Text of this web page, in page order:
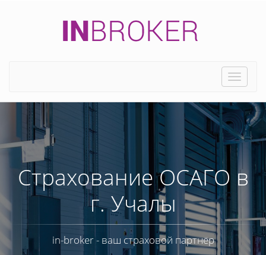
Toggle
Страхование ОСАГО в
г. Учалы
in-broker - ваш страховой партнёр